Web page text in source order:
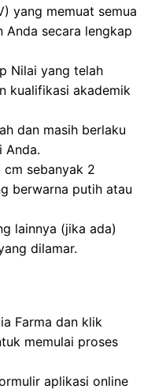
yang memuat semua
secara lengkap
Nilai yang telah
kualifikasi akademik
dan masih berlaku
Anda.
sebanyak 2
berwarna putih atau
lainnya (jika ada)
dilamar.
Farma dan klik
memulai proses
aplikasi online